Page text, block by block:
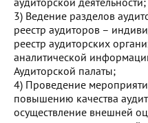
3) Ведение разделов
реестр аудиторов –
реестр аудиторских
аналитической
Аудиторской палаты;
4) Проведение
повышению качества
осуществление внешней